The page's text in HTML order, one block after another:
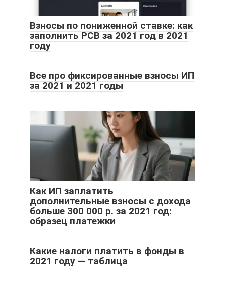
Взносы по пониженной ставке: как
заполнить РСВ за 2021 год в 2021
году
Все про фиксированные взносы ИП
за 2021 и 2021 годы
Как ИП заплатить
дополнительные взносы с дохода
больше 300 000 р. за 2021 год:
образец платежки
Какие налоги платить в фонды в
2021 году — таблица